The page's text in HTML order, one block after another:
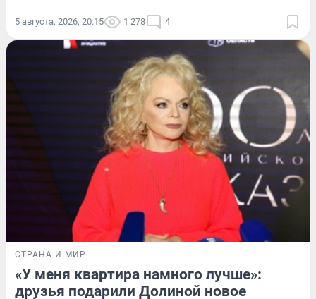
5 августа, 2026, 20:15 1 278 4
СТРАНА И МИР
«У меня квартира намного лучше»:
друзья подарили Долиной новое